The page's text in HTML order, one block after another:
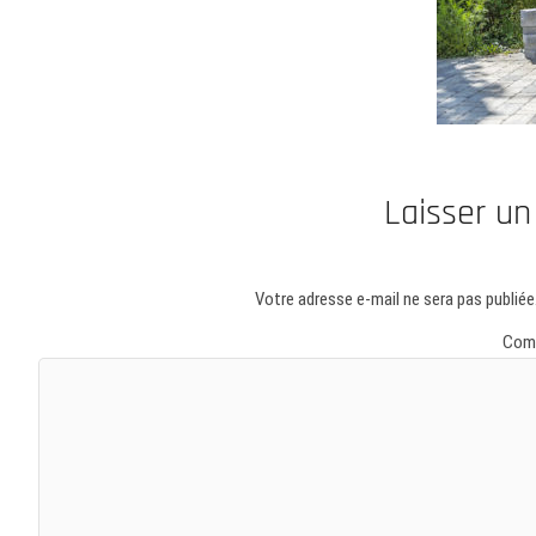
Laisser
Votre adresse e-mail ne sera pas publiée.